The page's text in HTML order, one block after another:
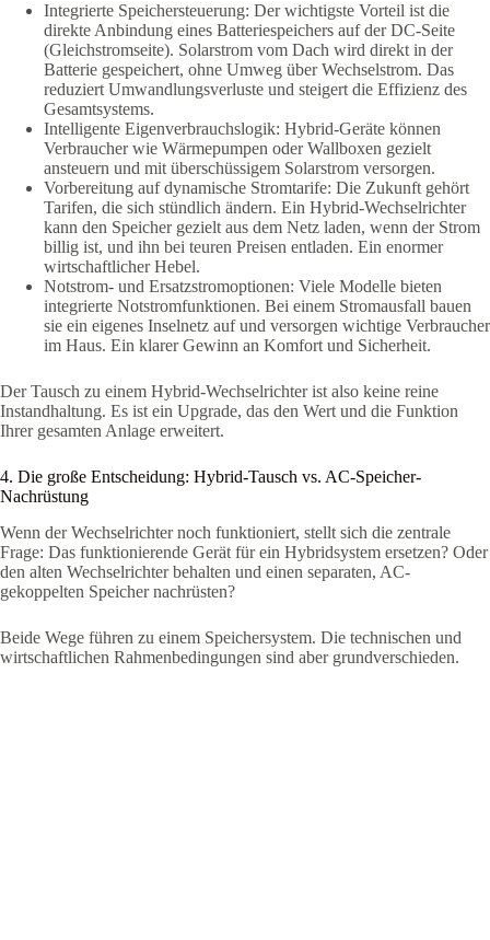
Integrierte Speichersteuerung: Der wichtigste Vorteil ist die
direkte Anbindung eines Batteriespeichers auf der DC-Seite
(Gleichstromseite). Solarstrom vom Dach wird direkt in der
Batterie gespeichert, ohne Umweg über Wechselstrom. Das
reduziert Umwandlungsverluste und steigert die Effizienz des
Gesamtsystems.
Intelligente Eigenverbrauchslogik: Hybrid-Geräte können
Verbraucher wie Wärmepumpen oder Wallboxen gezielt
ansteuern und mit überschüssigem Solarstrom versorgen.
Vorbereitung auf dynamische Stromtarife: Die Zukunft gehört
Tarifen, die sich stündlich ändern. Ein Hybrid-Wechselrichter
kann den Speicher gezielt aus dem Netz laden, wenn der Strom
billig ist, und ihn bei teuren Preisen entladen. Ein enormer
wirtschaftlicher Hebel.
Notstrom- und Ersatzstromoptionen: Viele Modelle bieten
integrierte Notstromfunktionen. Bei einem Stromausfall bauen
sie ein eigenes Inselnetz auf und versorgen wichtige Verbraucher
im Haus. Ein klarer Gewinn an Komfort und Sicherheit.
Der Tausch zu einem Hybrid-Wechselrichter ist also keine reine
Instandhaltung. Es ist ein Upgrade, das den Wert und die Funktion
Ihrer gesamten Anlage erweitert.
4. Die große Entscheidung: Hybrid-Tausch vs. AC-Speicher-
Nachrüstung
Wenn der Wechselrichter noch funktioniert, stellt sich die zentrale
Frage: Das funktionierende Gerät für ein Hybridsystem ersetzen? Oder
den alten Wechselrichter behalten und einen separaten, AC-
gekoppelten Speicher nachrüsten?
Beide Wege führen zu einem Speichersystem. Die technischen und
wirtschaftlichen Rahmenbedingungen sind aber grundverschieden.